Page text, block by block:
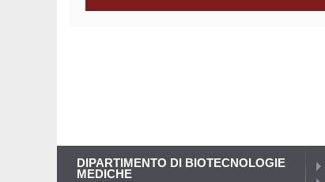
DIPARTIMENTO DI BIOTECNOLOGIE
MEDICHE